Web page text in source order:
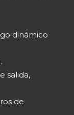
dinámico
salida,
de